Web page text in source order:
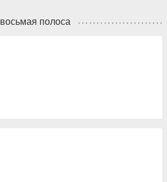
восьмая полоса